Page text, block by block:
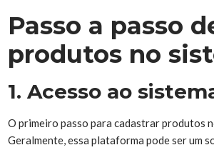
Passo a passo
produtos no
1. Acesso ao
O primeiro passo para cadastrar produtos
Geralmente, essa plataforma pode ser um